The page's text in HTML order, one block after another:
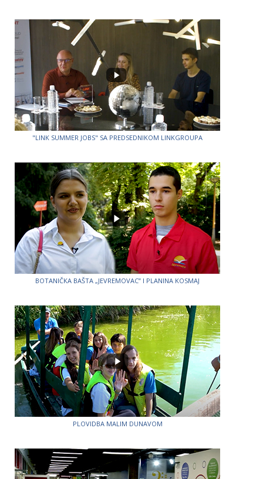
"LINK SUMMER JOBS" SA PREDSEDNIKOM LINKGROUPA
BOTANIČKA BAŠTA „JEVREMOVAC” I PLANINA KOSMAJ
PLOVIDBA MALIM DUNAVOM